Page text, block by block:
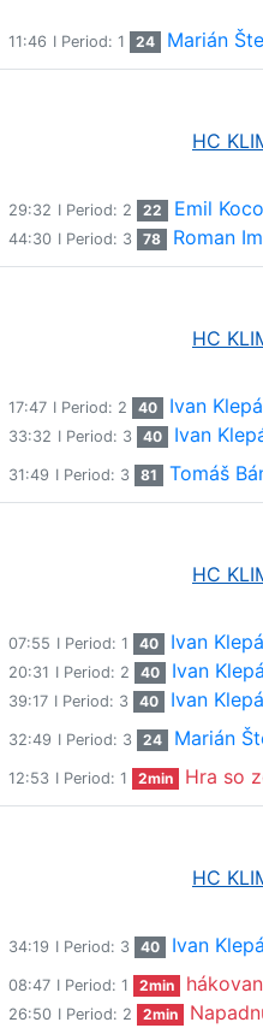
11:46 I Period: 1 24 Marián
HC
29:32 I Period: 2 22 Emil
44:30 I Period: 3 78 Roman
HC
17:47 I Period: 2 40 Ivan
33:32 I Period: 3 40 Ivan
31:49 I Period: 3 81 Tomáš
HC
07:55 I Period: 1 40 Ivan
20:31 I Period: 2 40 Ivan
39:17 I Period: 3 40 Ivan
32:49 I Period: 3 24 Marián
12:53 I Period: 1 2min Hra so
HC
34:19 I Period: 3 40 Ivan
08:47 I Period: 1 2min
26:50 I Period: 2 2min